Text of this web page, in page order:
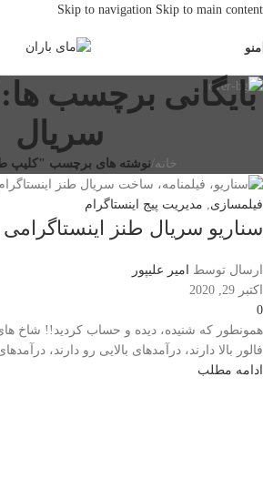
Skip to navigation Skip to main content
منو
بایگانی برچسب
سریال
خانه /نوشته های برچسب "کلیپ
فیلمسازی مدیریت پیج اینستاگرام
سناریو سریال طنز اینستاگرامی
ارسال توسط
امیر علیپور
اکتبر 29, 2020
0
همونطور که شنیده، دیده و حساب کردید!! شاخ
فالور بالا دارند، درآمدهای بالایی رو دارند،
ادامه مطلب